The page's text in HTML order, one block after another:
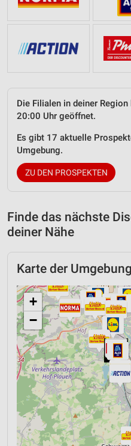
Die Filialen in deiner
20:00 Uhr geöffnet.
Es gibt 17 aktuelle
Umgebung.
ZU DEN PROSPEKTEN
Finde das nächste
deiner Nähe
Karte der
+
−